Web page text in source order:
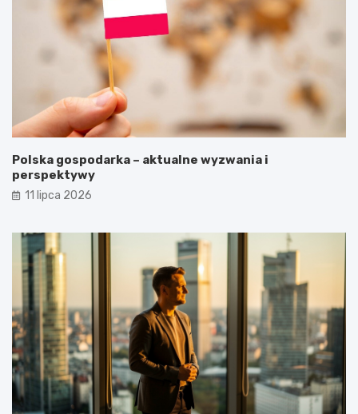
Polska gospodarka – aktualne wyzwania i
perspektywy
11 lipca 2026